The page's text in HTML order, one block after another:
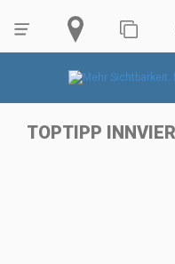
TOPTIPP